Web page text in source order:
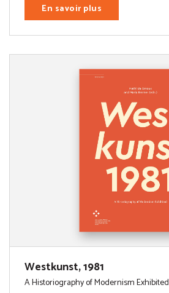
En savoir plus
Westkunst, 1981
A Historiography of Modernism Exhibited